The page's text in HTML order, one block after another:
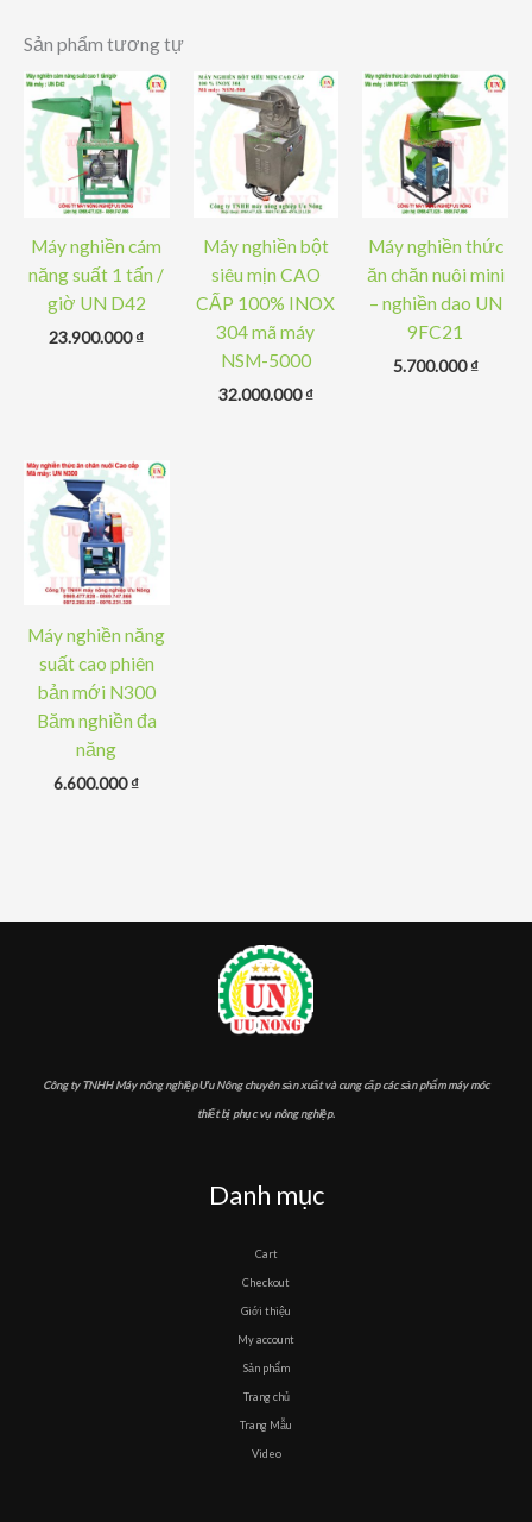
Sản phẩm tương tự
Máy nghiền cám
năng suất 1 tấn /
giờ UN D42
23.900.000₫
Máy nghiền bột
siêu mịn CAO
CẤP 100% INOX
304 mã máy
NSM-5000
32.000.000₫
Máy nghiền thức
ăn chăn nuôi mini
– nghiền dao UN
9FC21
5.700.000₫
Máy nghiền năng
suất cao phiên
bản mới N300
Băm nghiền đa
năng
6.600.000₫
Công ty TNHH Máy nông nghiệp Ưu Nông chuyên sản xuất và cung cấp các sản phẩm máy móc
thiết bị phục vụ nông nghiệp.
Danh mục
Cart
Checkout
Giới thiệu
My account
Sản phẩm
Trang chủ
Trang Mẫu
Video